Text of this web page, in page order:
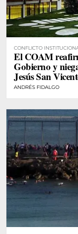
CONFLICTO
El COAM
Gobierno y
Jesús San
ANDRÉS FIDALGO